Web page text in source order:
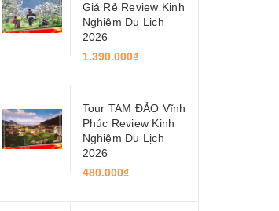
Giá Rẻ Review Kinh
Nghiệm Du Lịch
2026
1.390.000₫
Tour TAM ĐẢO Vĩnh
Phúc Review Kinh
Nghiệm Du Lịch
2026
480.000₫